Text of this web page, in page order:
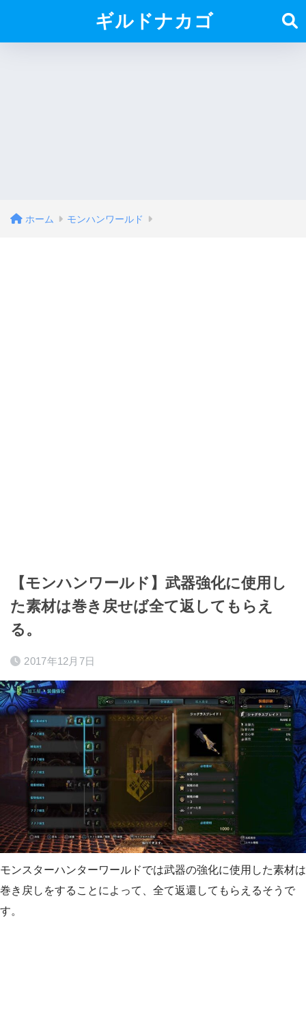
ギルドナカゴ
ホーム モンハンワールド
【モンハンワールド】武器強化に使用し
た素材は巻き戻せば全て返してもらえ
る。
2017年12月7日
モンスターハンターワールドでは武器の強化に使用した素材は
巻き戻しをすることによって、全て返還してもらえるそうで
す。